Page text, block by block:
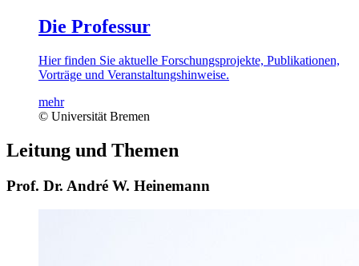
Die Professur
Hier finden Sie aktuelle Forschungsprojekte, Publikationen,
Vorträge und Veranstaltungshinweise.
mehr
© Universität Bremen
Leitung und Themen
Prof. Dr. André W. Heinemann